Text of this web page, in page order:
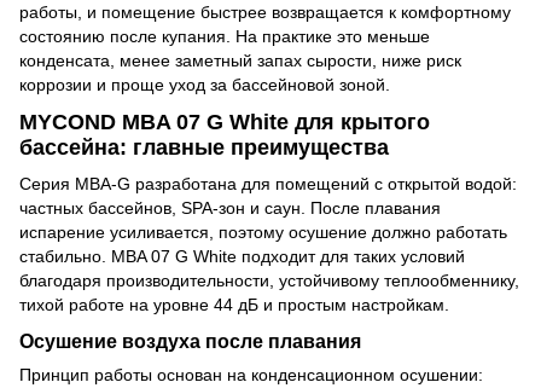
работы, и помещение быстрее возвращается к комфортному
состоянию после купания. На практике это меньше
конденсата, менее заметный запах сырости, ниже риск
коррозии и проще уход за бассейновой зоной.
MYCOND MBA 07 G White для крытого
бассейна: главные преимущества
Серия MBA-G разработана для помещений с открытой водой:
частных бассейнов, SPA-зон и саун. После плавания
испарение усиливается, поэтому осушение должно работать
стабильно. MBA 07 G White подходит для таких условий
благодаря производительности, устойчивому теплообменнику,
тихой работе на уровне 44 дБ и простым настройкам.
Осушение воздуха после плавания
Принцип работы основан на конденсационном осушении: